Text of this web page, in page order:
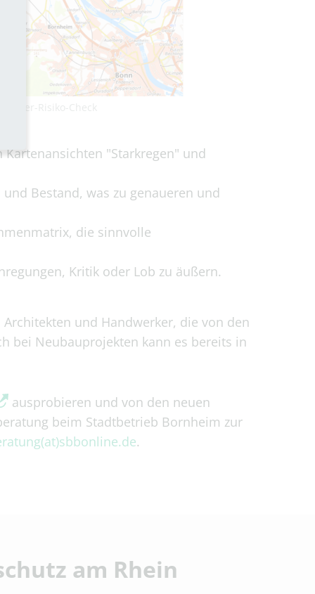
"Starkregen" und
Bestand, was zu genaueren und
die sinnvolle
Kritik oder Lob zu äußern.
und Handwerker, die von den
bei Neubauprojekten kann es bereits in
ausprobieren und von den neuen
beim Stadtbetrieb Bornheim zur
.
am Rhein